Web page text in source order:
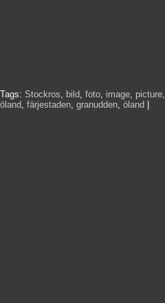
Tags: Stockros, bild, foto, image, picture,
öland, färjestaden, granudden, öland